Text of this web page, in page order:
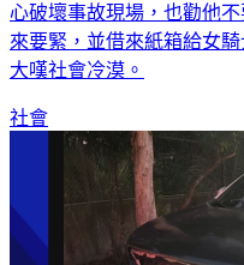
心破壞事故現場，也勸他
來要緊，並借來紙箱給女
大嘆社會冷漠。
社會